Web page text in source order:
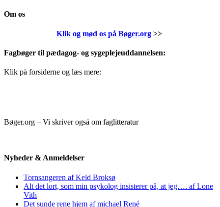
Om os
Klik og mød os på Bøger.org>>
Fagbøger til pædagog- og sygeplejeuddannelsen:
Klik på forsiderne og læs mere:
Bøger.org – Vi skriver også om faglitteratur
Nyheder & Anmeldelser
Tornsangeren af Keld Broksø
Alt det lort, som min psykolog insisterer på, at jeg…. af Lone
Vith
Det sunde rene hjem af michael René